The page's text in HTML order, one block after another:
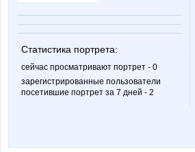
Статистика портрета:
сейчас просматривают портрет - 0
зарегистрированные пользователи
посетившие портрет за 7 дней - 2